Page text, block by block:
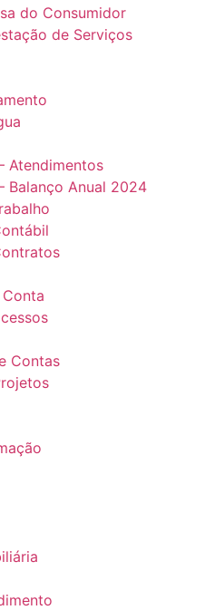
do Consumidor
de Serviços
Atendimentos
Balanço Anual 2024
Contas